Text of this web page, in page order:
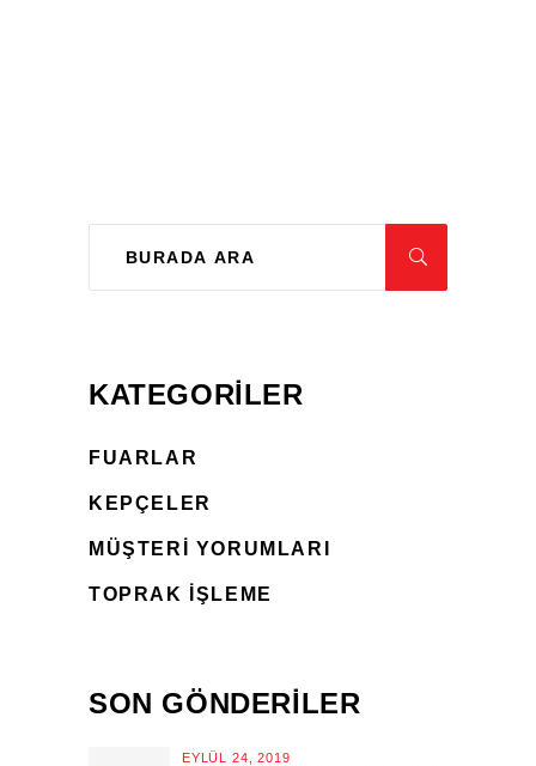
KATEGORILER
FUARLAR
KEPÇELER
MÜŞTERI YORUMLARI
TOPRAK İŞLEME
SON GÖNDERİLER
EYLÜL 24, 2019